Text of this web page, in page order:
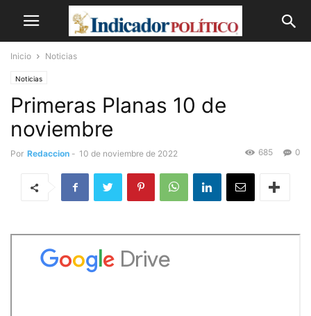
Inicio Noticias
Noticias
Primeras Planas 10 de
noviembre
Por Redaccion - 10 de noviembre de 2022 0
685